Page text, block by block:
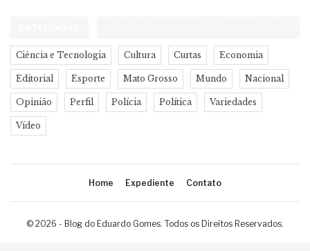
CATEGORIAS
Ciência e Tecnologia Cultura Curtas Economia
Editorial Esporte Mato Grosso Mundo Nacional
Opinião Perfil Polícia Política Variedades
Vídeo
Home Expediente Contato
© 2026 - Blog do Eduardo Gomes. Todos os Direitos Reservados.